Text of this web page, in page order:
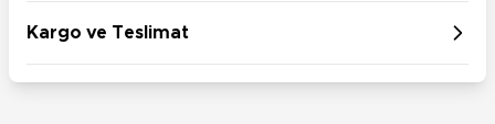
Kargo ve Teslimat